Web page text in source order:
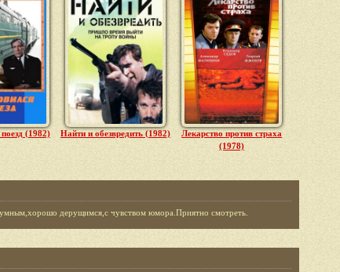
(1982) Найти и обезвредить (1982)
Лекарство против страха
(1978)
дерущимся,с чувством юмора.Приятно смотреть.